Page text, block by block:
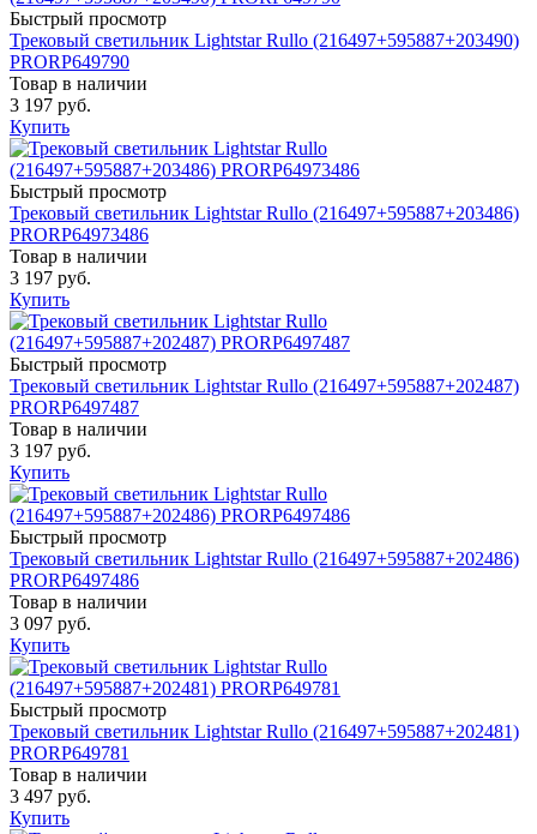
Быстрый просмотр
Трековый светильник Lightstar Rullo (216497+595887+203490)
PRORP649790
Товар в наличии
3 197 руб.
Купить
Быстрый просмотр
Трековый светильник Lightstar Rullo (216497+595887+203486)
PRORP64973486
Товар в наличии
3 197 руб.
Купить
Быстрый просмотр
Трековый светильник Lightstar Rullo (216497+595887+202487)
PRORP6497487
Товар в наличии
3 197 руб.
Купить
Быстрый просмотр
Трековый светильник Lightstar Rullo (216497+595887+202486)
PRORP6497486
Товар в наличии
3 097 руб.
Купить
Быстрый просмотр
Трековый светильник Lightstar Rullo (216497+595887+202481)
PRORP649781
Товар в наличии
3 497 руб.
Купить